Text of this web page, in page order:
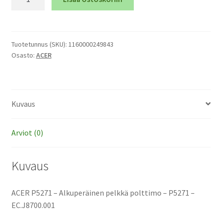
pelkkä
polttimo
Tuotetunnus (SKU): 1160000249843
Osasto: ACER
Kuvaus
Arviot (0)
Kuvaus
ACER P5271 – Alkuperäinen pelkkä polttimo – P5271 –
EC.J8700.001